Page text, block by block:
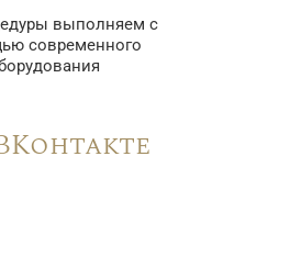
выполняем с
современного